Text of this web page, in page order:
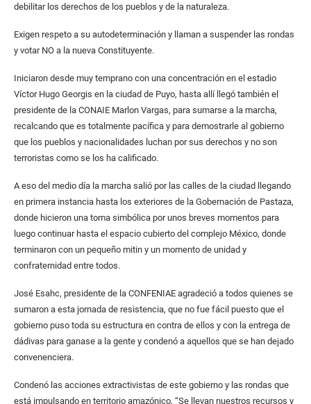
debilitar los derechos de los pueblos y de la naturaleza.
Exigen respeto a su autodeterminación y llaman a suspender las rondas
y votar NO a la nueva Constituyente.
Iniciaron desde muy temprano con una concentración en el estadio
Víctor Hugo Georgis en la ciudad de Puyo, hasta allí llegó también el
presidente de la CONAIE Marlon Vargas, para sumarse a la marcha,
recalcando que es totalmente pacífica y para demostrarle al gobierno
que los pueblos y nacionalidades luchan por sus derechos y no son
terroristas como se los ha calificado.
A eso del medio día la marcha salió por las calles de la ciudad llegando
en primera instancia hasta los exteriores de la Gobernación de Pastaza,
donde hicieron una toma simbólica por unos breves momentos para
luego continuar hasta el espacio cubierto del complejo México, donde
terminaron con un pequeño mitin y un momento de unidad y
confraternidad entre todos.
José Esahc, presidente de la CONFENIAE agradeció a todos quienes se
sumaron a esta jornada de resistencia, que no fue fácil puesto que el
gobierno puso toda su estructura en contra de ellos y con la entrega de
dádivas para ganase a la gente y condenó a aquellos que se han dejado
convenenciera.
Condenó las acciones extractivistas de este gobierno y las rondas que
está impulsando en territorio amazónico, “Se llevan nuestros recursos y